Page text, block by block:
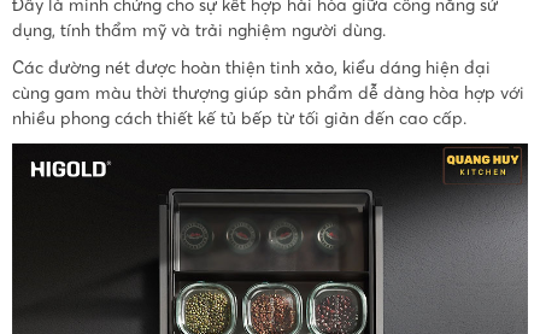
Đây là minh chứng cho sự kết hợp hài hòa giữa công năng sử
dụng, tính thẩm mỹ và trải nghiệm người dùng.
Các đường nét được hoàn thiện tinh xảo, kiểu dáng hiện đại
cùng gam màu thời thượng giúp sản phẩm dễ dàng hòa hợp với
nhiều phong cách thiết kế tủ bếp từ tối giản đến cao cấp.